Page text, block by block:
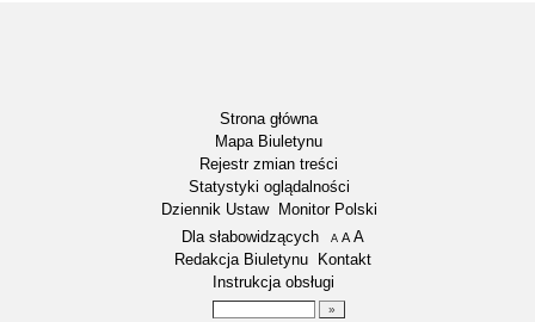
Strona główna
Mapa Biuletynu
Rejestr zmian treści
Statystyki oglądalności
Dziennik Ustaw
Monitor Polski
Menu dodatkowe
Dla słabowidzących A pomniejsz czcionkę
A standardowy rozmiar czcionki
A
Redakcja Biuletynu
Kontakt
Instrukcja obsługi